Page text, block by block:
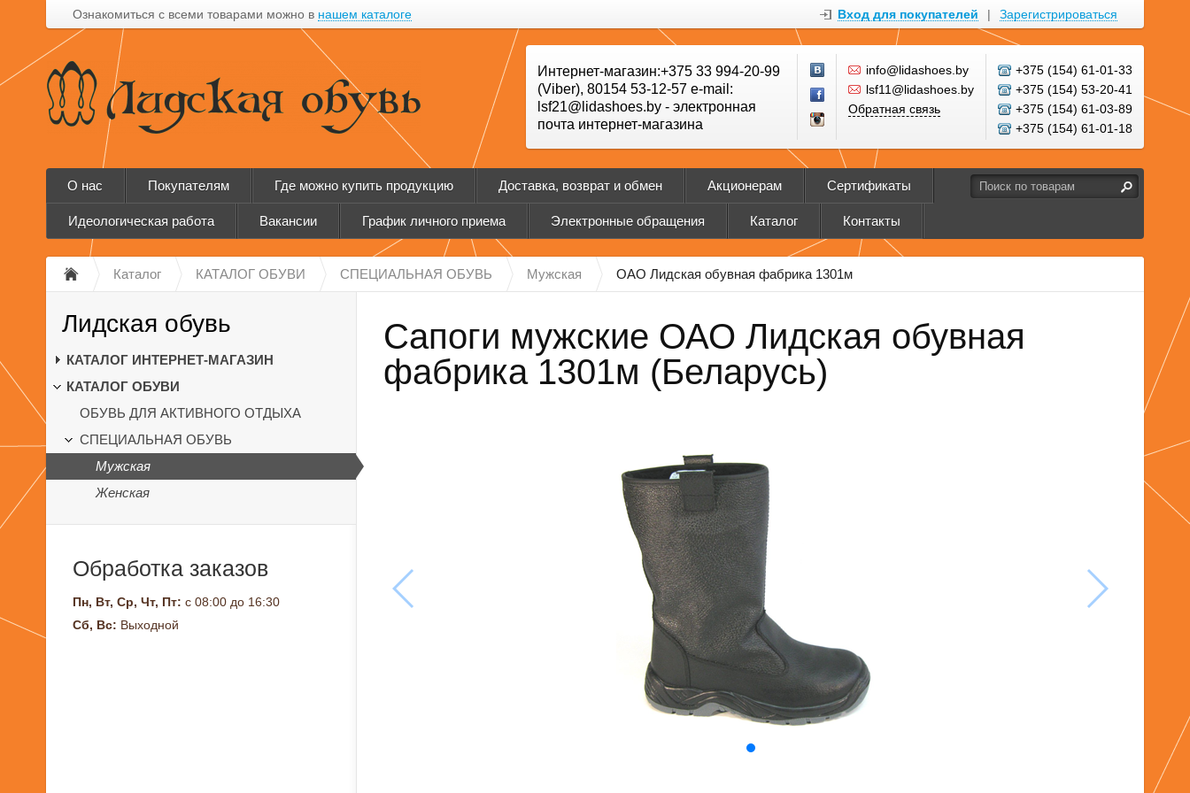
Ознакомиться с всеми товарами можно в нашем каталоге Вход для покупателей | Зарегистрироваться
Интернет-магазин:+375 33 994-20-99
(Viber), 80154 53-12-57 e-mail:
lsf21@lidashoes.by - электронная
почта интернет-магазина
info@lidashoes.by
lsf11@lidashoes.by
Обратная связь
+375 (154) 61-01-33
+375 (154) 53-20-41
+375 (154) 61-03-89
+375 (154) 61-01-18
О нас Покупателям Где можно купить продукцию Доставка, возврат и обмен Акционерам Сертификаты
Идеологическая работа Вакансии График личного приема Электронные обращения Каталог Контакты
Каталог КАТАЛОГ ОБУВИ СПЕЦИАЛЬНАЯ ОБУВЬ Мужская ОАО Лидская обувная фабрика 1301м
Сапоги мужские ОАО Лидская обувная
фабрика 1301м (Беларусь)
Лидская обувь
КАТАЛОГ ИНТЕРНЕТ-МАГАЗИН
КАТАЛОГ ОБУВИ
ОБУВЬ ДЛЯ АКТИВНОГО ОТДЫХА
СПЕЦИАЛЬНАЯ ОБУВЬ
Мужская
Женская
Обработка заказов
Пн, Вт, Ср, Чт, Пт: с 08:00 до 16:30
Сб, Вс: Выходной